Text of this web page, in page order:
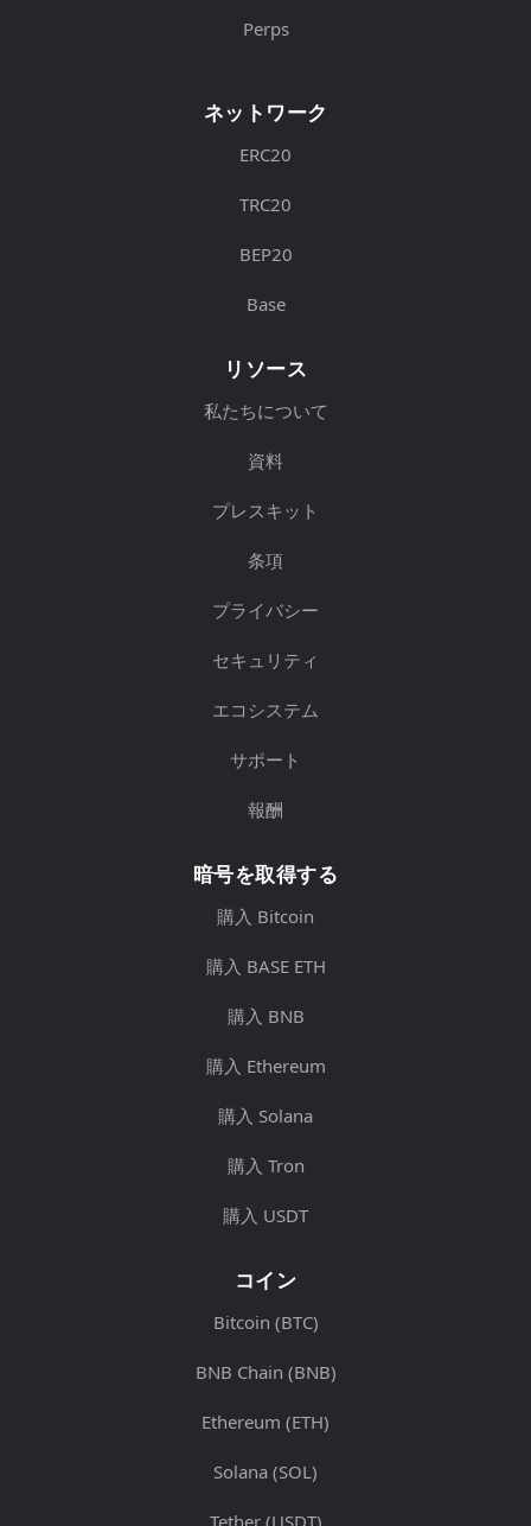
Perps
ネットワーク
ERC20
TRC20
BEP20
Base
リソース
私たちについて
資料
プレスキット
条項
プライバシー
セキュリティ
エコシステム
サポート
報酬
暗号を取得する
購入 Bitcoin
購入 BASE ETH
購入 BNB
購入 Ethereum
購入 Solana
購入 Tron
購入 USDT
コイン
Bitcoin (BTC)
BNB Chain (BNB)
Ethereum (ETH)
Solana (SOL)
Tether (USDT)